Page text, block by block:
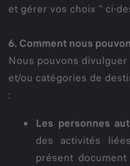
et gérer vos choix " ci-
6. Comment nous
Nous pouvons
et/ou catégories de
:
Les personnes
des activités
présent